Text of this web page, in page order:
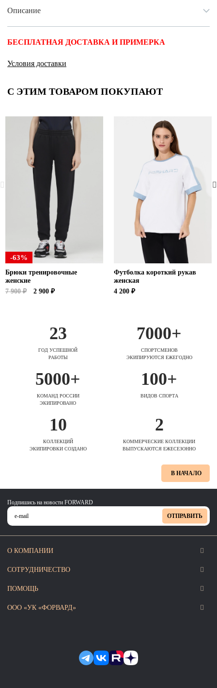
Описание
БЕСПЛАТНАЯ ДОСТАВКА И ПРИМЕРКА
Условия доставки
С ЭТИМ ТОВАРОМ ПОКУПАЮТ
-63%
Брюки тренировочные
женские
7 900 ₽
2 900 ₽
Футболка короткий рукав
женская
4 200 ₽
23
ГОД УСПЕШНОЙ
РАБОТЫ
7000+
СПОРТСМЕНОВ
ЭКИПИРУЮТСЯ ЕЖЕГОДНО
5000+
КОМАНД РОССИИ
ЭКИПИРОВАНО
100+
ВИДОВ СПОРТА
10
КОЛЛЕКЦИЙ
ЭКИПИРОВКИ СОЗДАНО
2
КОММЕРЧЕСКИЕ КОЛЛЕКЦИИ
ВЫПУСКАЮТСЯ ЕЖЕСЕЗОННО
В НАЧАЛО
Подпишись на новости FORWARD
ОТПРАВИТЬ
О КОМПАНИИ
СОТРУДНИЧЕСТВО
ПОМОЩЬ
ООО «УК «ФОРВАРД»